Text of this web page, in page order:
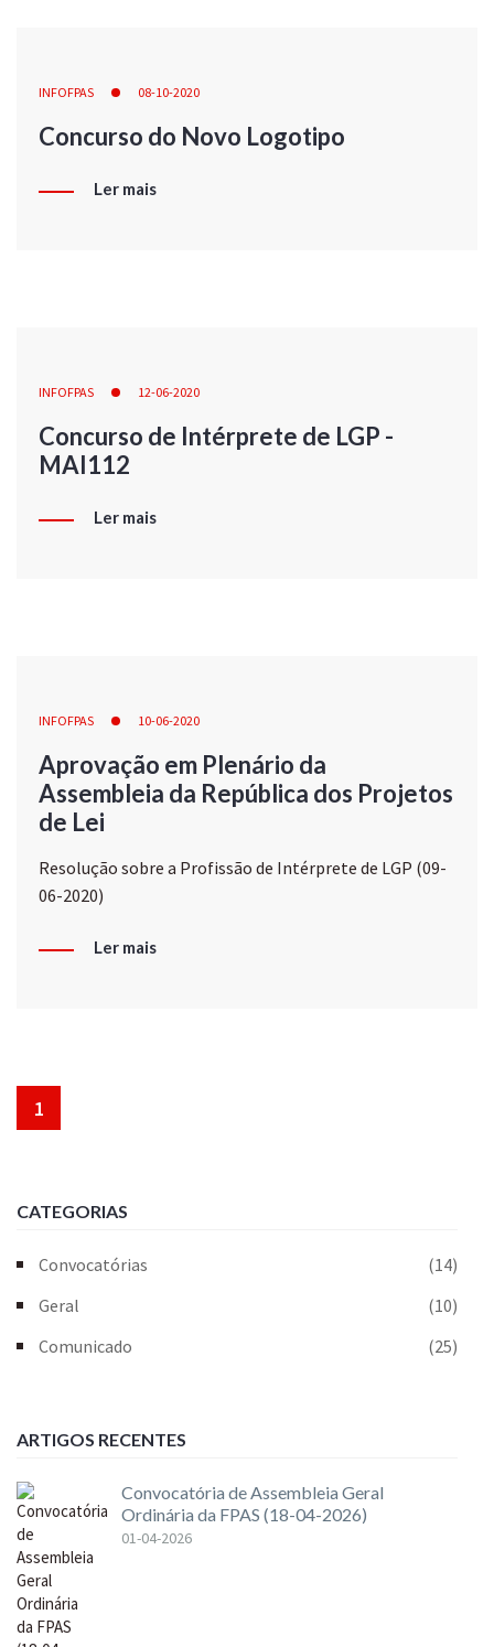
INFOFPAS 08-10-2020
Concurso do Novo Logotipo
Ler mais
INFOFPAS 12-06-2020
Concurso de Intérprete de LGP -
MAI112
Ler mais
INFOFPAS 10-06-2020
Aprovação em Plenário da
Assembleia da República dos Projetos
de Lei
Resolução sobre a Profissão de Intérprete de LGP (09-
06-2020)
Ler mais
1
CATEGORIAS
Convocatórias
(14)
Geral
(10)
Comunicado
(25)
ARTIGOS RECENTES
Convocatória de Assembleia Geral
Ordinária da FPAS (18-04-2026)
01-04-2026